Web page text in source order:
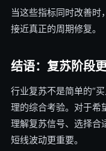
当这些指标同时改善时
接近真正的周期修复。
结语：复苏阶段
行业复苏不是简单的“
理的综合考验。对于希
理解复苏信号、选择合
短线波动更重要。